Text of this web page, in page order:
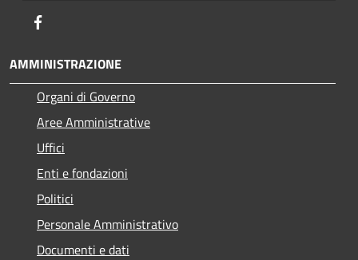
AMMINISTRAZIONE
Organi di Governo
Aree Amministrative
Uffici
Enti e fondazioni
Politici
Personale Amministrativo
Documenti e dati